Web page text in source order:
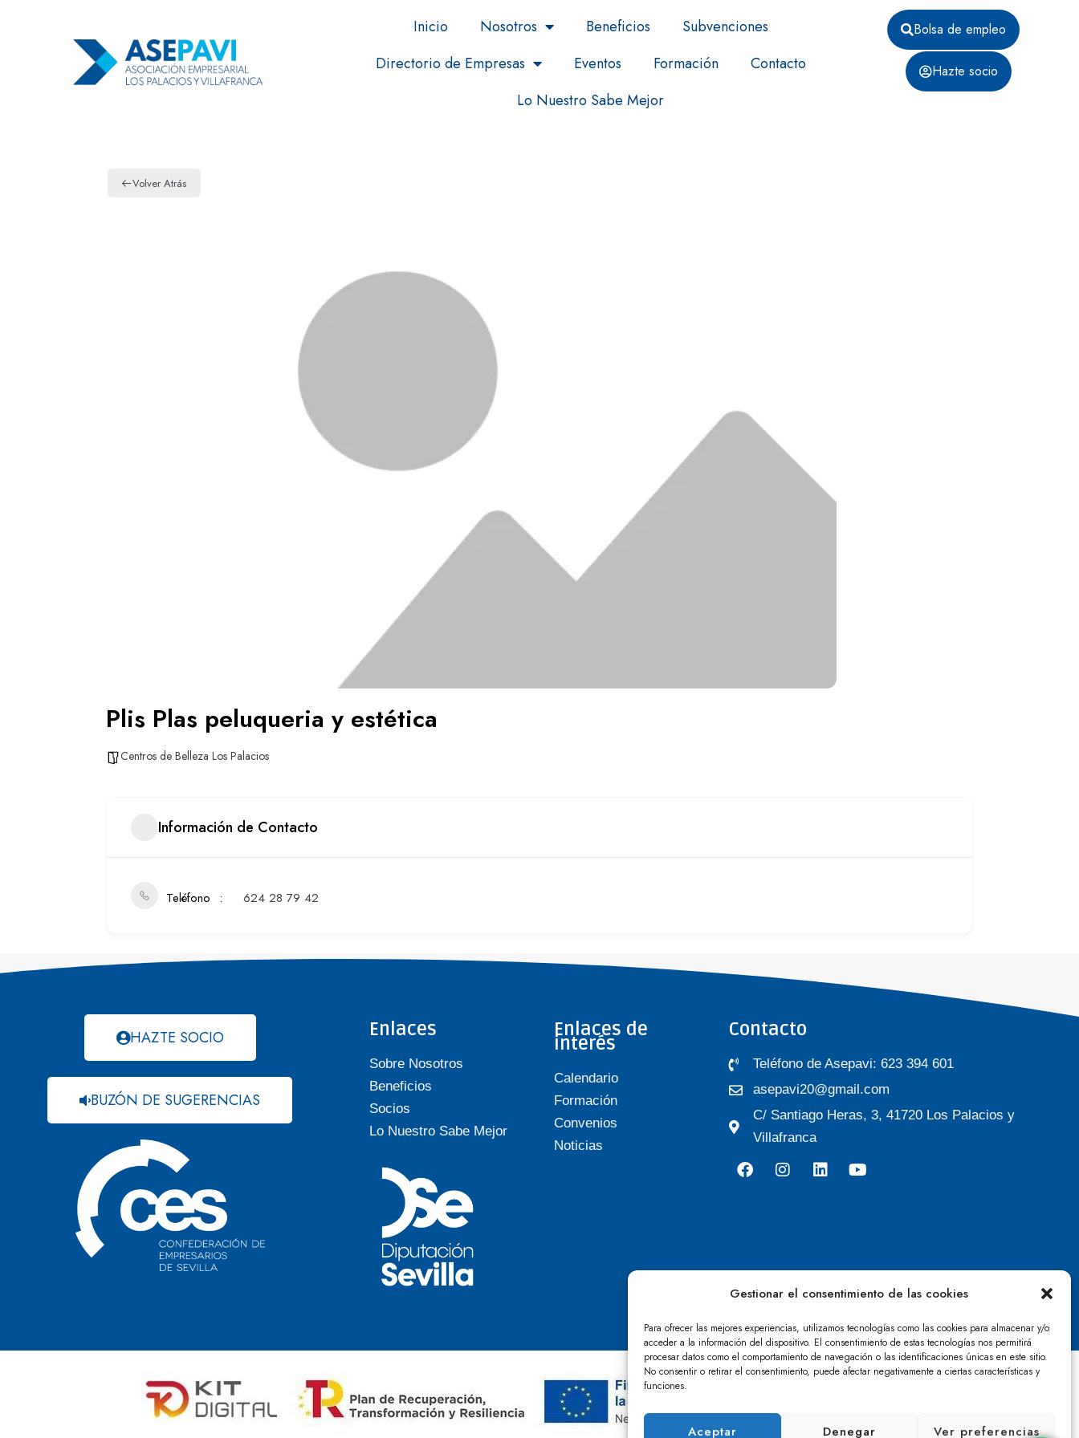
Gestionar el consentimiento de las cookies
Para ofrecer las mejores experiencias, utilizamos tecnologías como las cookies para almacenar y/o
acceder a la información del dispositivo. El consentimiento de estas tecnologías nos permitirá
procesar datos como el comportamiento de navegación o las identificaciones únicas en este sitio.
No consentir o retirar el consentimiento, puede afectar negativamente a ciertas características y
funciones.
Aceptar Denegar Ver preferencias
Inicio Nosotros Beneficios
Subvenciones
Directorio de Empresas
Eventos Formación
Contacto
Lo Nuestro Sabe Mejor
Bolsa de empleo
Hazte socio
Volver Atrás
Plis Plas peluqueria y estética
Centros de Belleza Los Palacios
Información de Contacto
Teléfono 624 28 79 42
HAZTE SOCIO
BUZÓN DE SUGERENCIAS
Enlaces
Sobre Nosotros
Beneficios
Socios
Lo Nuestro Sabe Mejor
Enlaces de
interés
Calendario
Formación
Convenios
Noticias
Contacto
Teléfono de Asepavi: 623 394 601
asepavi20@gmail.com
C/ Santiago Heras, 3, 41720 Los Palacios y
Villafranca